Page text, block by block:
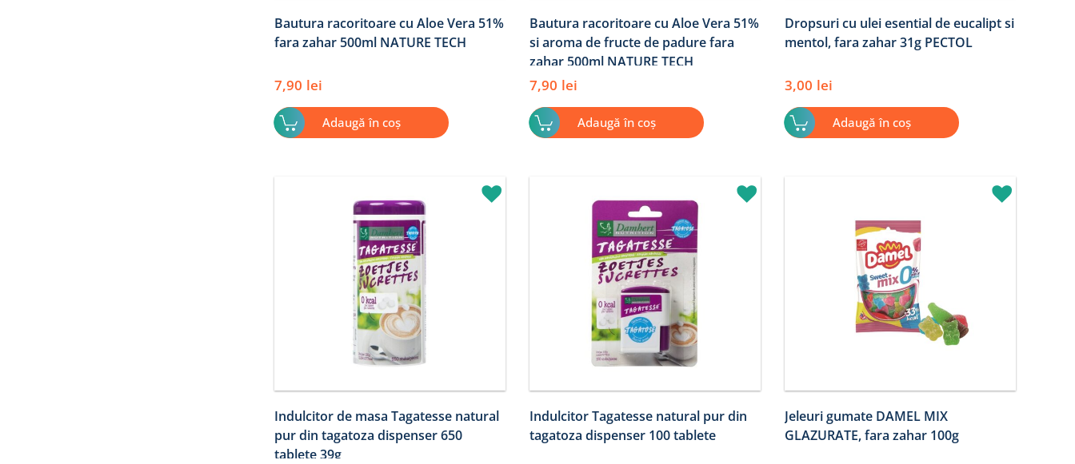
Bautura racoritoare cu Aloe Vera 51%
fara zahar 500ml NATURE TECH
7,90 lei
Adaugă în coș
Bautura racoritoare cu Aloe Vera 51%
si aroma de fructe de padure fara
zahar 500ml NATURE TECH
7,90 lei
Adaugă în coș
Dropsuri cu ulei esential de eucalipt si
mentol, fara zahar 31g PECTOL
3,00 lei
Adaugă în coș
Indulcitor de masa Tagatesse natural
pur din tagatoza dispenser 650
tablete 39g
Indulcitor Tagatesse natural pur din
tagatoza dispenser 100 tablete
Jeleuri gumate DAMEL MIX
GLAZURATE, fara zahar 100g